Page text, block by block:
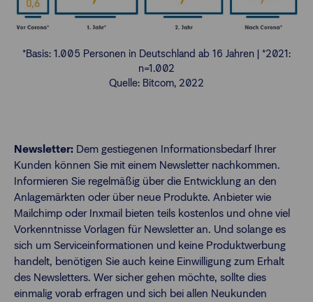
*Basis: 1.005 Personen in Deutschland ab 16 Jahren | *2021:
n=1.002
Quelle: Bitcom, 2022
Newsletter: Dem gestiegenen Informationsbedarf Ihrer
Kunden können Sie mit einem Newsletter nachkommen.
Informieren Sie regelmäßig über die Entwicklung an den
Anlagemärkten oder über neue Produkte. Anbieter wie
Mailchimp oder Inxmail bieten teils kostenlos und ohne viel
Vorkenntnisse Vorlagen für Newsletter an. Und solange es
sich um Serviceinformationen und keine Produktwerbung
handelt, benötigen Sie auch keine Einwilligung zum Erhalt
des Newsletters. Wer sicher gehen möchte, sollte dies
einmalig vorab erfragen und sich bei allen Neukunden